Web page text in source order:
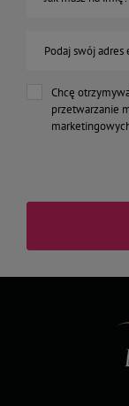
Podaj swój
Chcę
przetwarzanie